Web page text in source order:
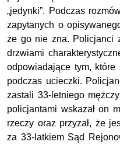
„jedynki”. Podczas
zapytanych o
że go nie zna. Policjanci
drzwiami
odpowiadające tym, które
podczas ucieczki.
zastali 33-letniego
policjantami wskazał on
rzeczy oraz przyzał, że
za 33-latkiem Sąd